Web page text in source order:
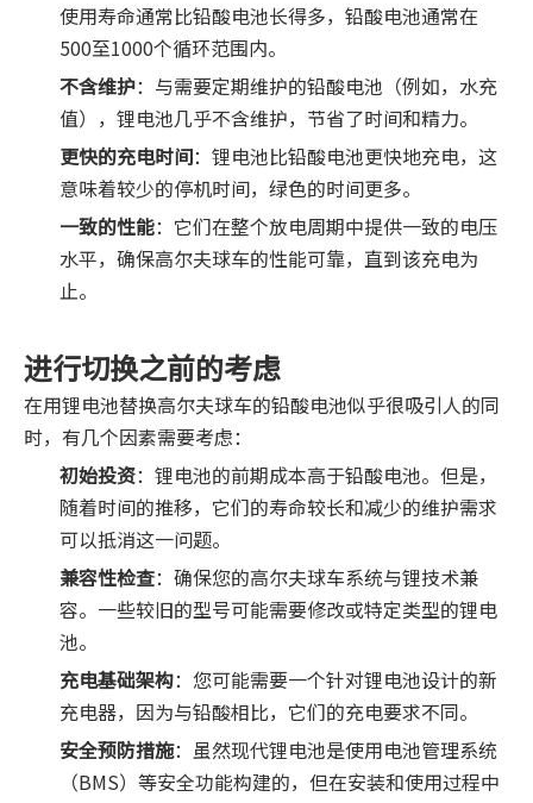
使用寿命通常比铅酸电池长得多，铅酸电池通常在
500至1000个循环范围内。
不含维护：与需要定期维护的铅酸电池（例如，水充
值），锂电池几乎不含维护，节省了时间和精力。
更快的充电时间：锂电池比铅酸电池更快地充电，这
意味着较少的停机时间，绿色的时​​间更多。
一致的性能：它们在整个放电周期中提供一致的电压
水平，确保高尔夫球车的性能可靠，直到该充电为
止。
进行切换之前的考虑
在用锂电池替换高尔夫球车的铅酸电池似乎很吸引人的同
时，有几个因素需要考虑：
初始投资：锂电池的前期成本高于铅酸电池。但是，
随着时间的推移，它们的寿命较长和减少的维护需求
可以抵消这一问题。
兼容性检查：确保您的高尔夫球车系统与锂技术兼
容。一些较旧的型号可能需要修改或特定类型的锂电
池。
充电基础架构：您可能需要一个针对锂电池设计的新
充电器，因为与铅酸相比，它们的充电要求不同。
安全预防措施：虽然现代锂电池是使用电池管理系统
（BMS）等安全功能构建的，但在安装和使用过程中